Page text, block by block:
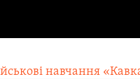
навчання